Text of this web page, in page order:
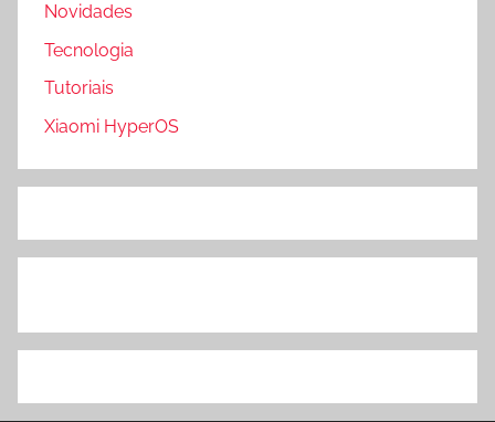
Novidades
Tecnologia
Tutoriais
Xiaomi HyperOS